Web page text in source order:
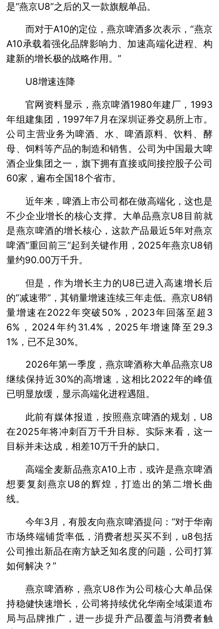
是“燕京U8”之后的又一款旗舰单品。
而对于A10的定位，燕京啤酒多次表示，“燕京
A10承载着强化品牌影响力、加速高端化进程、构
建新的增长极的战略作用。”
U8增速连降
官网资料显示，燕京啤酒1980年建厂，1993
年组建集团，1997年7月在深圳证券交易所上市。
公司主营业务为啤酒、水、啤酒原料、饮料、酵
母、饲料等产品的制造和销售。公司为中国最大啤
酒企业集团之一，旗下拥有直接或间接控股子公司
60家，遍布全国18个省市。
近年来，啤酒上市公司都在做高端化，这也是
不少企业增长的核心支撑。大单品燕京U8目前就
是燕京啤酒的增长核心，这款产品最近5年对燕京
啤酒“重回前三”起到关键作用，2025年燕京U8销
量约90.00万千升。
但是，作为增长主力的U8已进入高速增长后
的“减速带”，其销量增速连续三年走低。燕京U8销
量增速在2022年突破50%，2023年回落至超3
6%，2024年约31.4%，2025年增速降至29.3
1%，已不足30%。
2026年第一季度，燕京啤酒称大单品燕京U8
继续保持近30%的高增速，这相比2022年的峰值
已明显放缓，显示高端化进程遇阻。
此前有媒体报道，按照燕京啤酒的规划，U8
在2025年将冲刺百万千升目标。实际来看，这一
目标并未达成，相差10万千升的缺口。
高端全麦新品燕京A10上市，或许是燕京啤酒
想要复刻燕京U8的辉煌，打造出的第二增长曲
线。
今年3月，有股友向燕京啤酒提问：“对于华南
市场终端铺货率低，消费者想买买不到，u8包括
公司推出新品在南方缺乏知名度的问题，公司打算
如何解决？”
燕京啤酒称，燕京U8作为公司核心大单品保
持稳健快速增长，公司将持续优化华南全域渠道布
局与品牌推广，进一步提升产品覆盖与消费者触